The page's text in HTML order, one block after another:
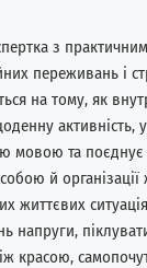
з
переживань і
на тому, як
активність,
мовою та
й організації
життєвих
напруги,
красою,